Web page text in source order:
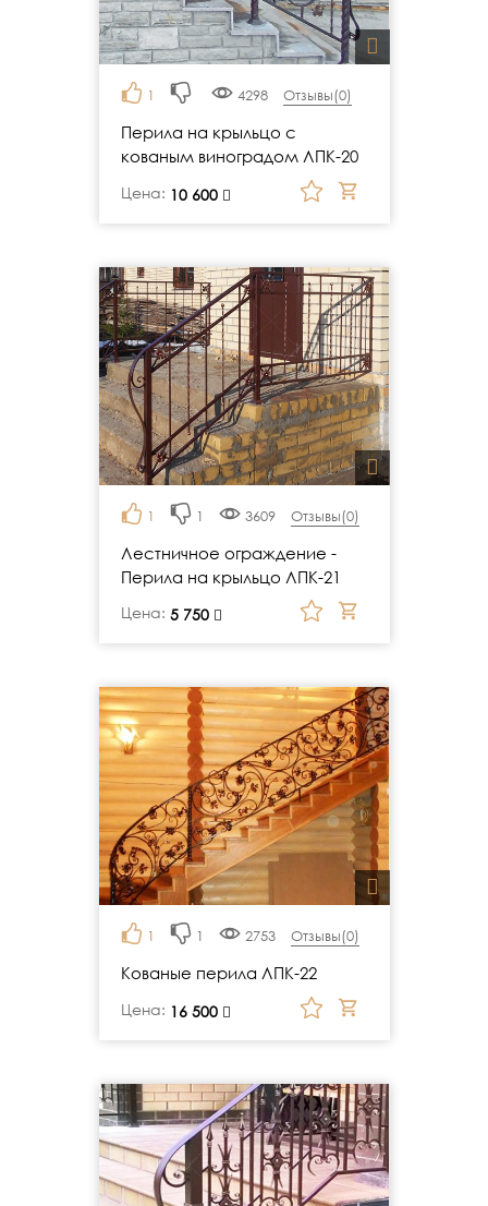
1 4298 Отзывы(0)
Перила на крыльцо с
кованым виноградом ЛПК-20
Цена: 10 600
руб.
1 1 3609 Отзывы(0)
Лестничное ограждение -
Перила на крыльцо ЛПК-21
Цена: 5 750
руб.
1 1 2753 Отзывы(0)
Кованые перила ЛПК-22
Цена: 16 500
руб.